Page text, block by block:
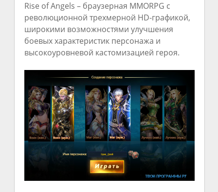
Rise of Angels – браузерная MMORPG с
революционной трехмерной HD-графикой,
широкими возможностями улучшения
боевых характеристик персонажа и
высокоуровневой кастомизацией героя.